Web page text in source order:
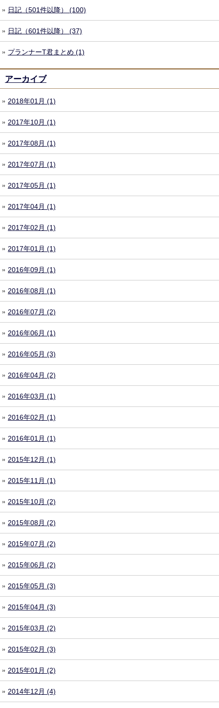
日記（501件以降） (100)
日記（601件以降） (37)
プランナーT君まとめ (1)
アーカイブ
2018年01月 (1)
2017年10月 (1)
2017年08月 (1)
2017年07月 (1)
2017年05月 (1)
2017年04月 (1)
2017年02月 (1)
2017年01月 (1)
2016年09月 (1)
2016年08月 (1)
2016年07月 (2)
2016年06月 (1)
2016年05月 (3)
2016年04月 (2)
2016年03月 (1)
2016年02月 (1)
2016年01月 (1)
2015年12月 (1)
2015年11月 (1)
2015年10月 (2)
2015年08月 (2)
2015年07月 (2)
2015年06月 (2)
2015年05月 (3)
2015年04月 (3)
2015年03月 (2)
2015年02月 (3)
2015年01月 (2)
2014年12月 (4)